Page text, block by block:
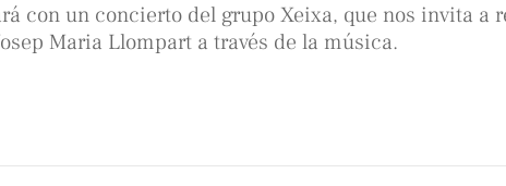
con un concierto del grupo Xeixa, que nos invita a
Maria Llompart a través de la música.